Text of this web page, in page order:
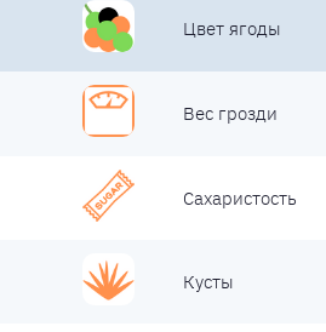
Цвет ягоды
Вес грозди
Сахаристость
Кусты